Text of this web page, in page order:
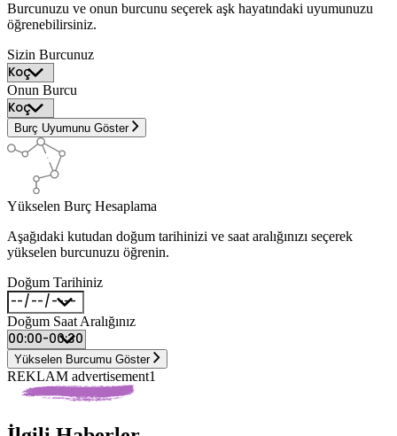
Burcunuzu ve onun burcunu seçerek aşk hayatındaki uyumunuzu
öğrenebilirsiniz.
Sizin Burcunuz
Onun Burcu
Burç Uyumunu Göster
Yükselen Burç Hesaplama
Aşağıdaki kutudan doğum tarihinizi ve saat aralığınızı seçerek
yükselen burcunuzu öğrenin.
Doğum Tarihiniz
Doğum Saat Aralığınız
Yükselen Burcumu Göster
REKLAM advertisement1